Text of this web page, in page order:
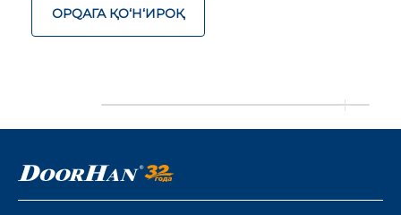
ОРQАГА ҚO‘Н‘ИРОҚ